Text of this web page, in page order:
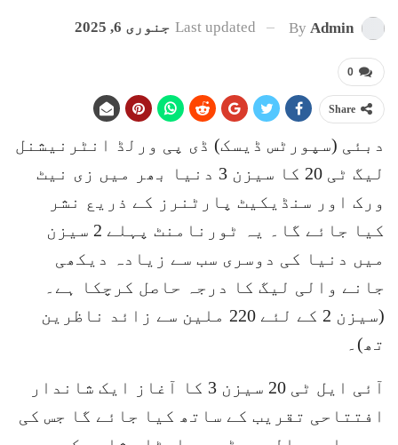
By Admin
Last updated جنوری 6, 2025
0
Share
دبئی (سپورٹس ڈیسک) ڈی پی ورلڈ انٹرنیشنل
لیگ ٹی 20 کا سیزن 3 دنیا بھر میں زی نیٹ
ورک اور سنڈیکیٹ پارٹنرز کے ذریع نشر
کیا جائے گا۔ یہ ٹورنامنٹ پہلے 2 سیزن
میں دنیا کی دوسری سب سے زیادہ دیکھی
جانے والی لیگ کا درجہ حاصل کرچکا ہے۔
(سیزن 2 کے لئے 220 ملین سے زائد ناظرین
تھ)۔
آئی ایل ٹی 20 سیزن 3 کا آغاز ایک شاندار
افتتاحی تقریب کے ساتھ کیا جائے گا جس کی